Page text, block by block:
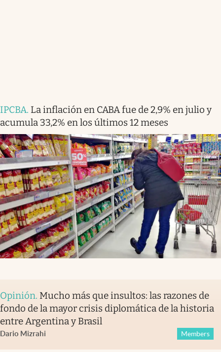
IPCBA. La inflación en CABA fue de 2,9% en julio y
acumula 33,2% en los últimos 12 meses
Opinión. Mucho más que insultos: las razones de
fondo de la mayor crisis diplomática de la historia
entre Argentina y Brasil
Dario Mizrahi Members